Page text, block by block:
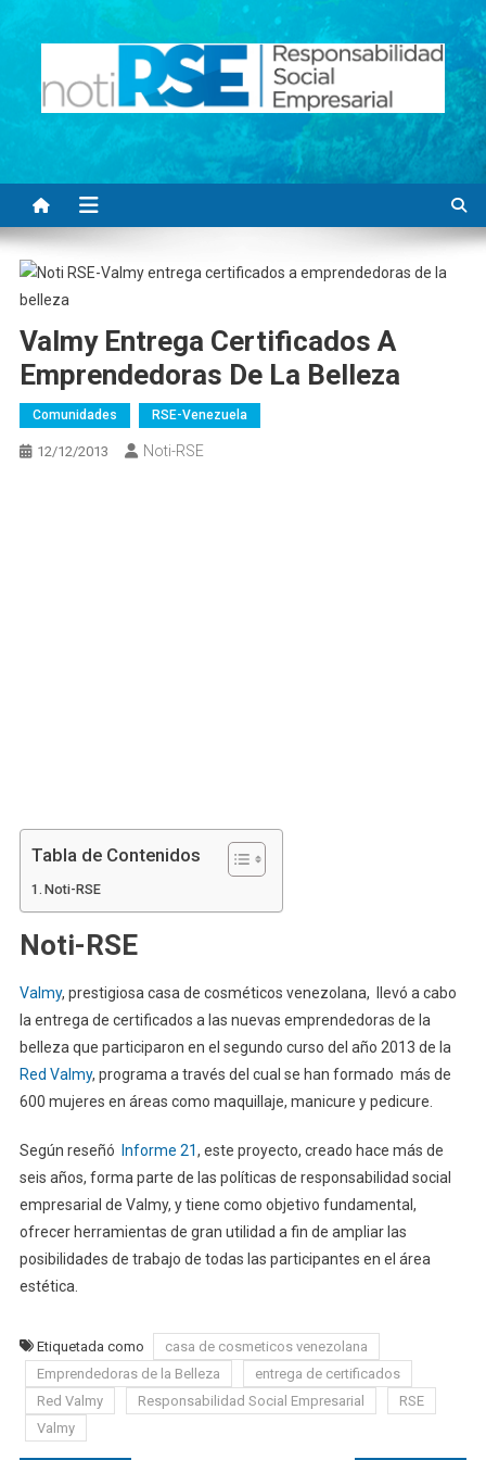
Noti RSE
Noticias con sentido responsable
Valmy Entrega Certificados A
Emprendedoras De La Belleza
Comunidades RSE-Venezuela
12/12/2013 Noti-RSE
Tabla de Contenidos
Noti-RSE
Noti-RSE
Valmy, prestigiosa casa de cosméticos venezolana, llevó a cabo
la entrega de certificados a las nuevas emprendedoras de la
belleza que participaron en el segundo curso del año 2013 de la
Red Valmy, programa a través del cual se han formado más de
600 mujeres en áreas como maquillaje, manicure y pedicure.
Según reseñó Informe 21, este proyecto, creado hace más de
seis años, forma parte de las políticas de responsabilidad social
empresarial de Valmy, y tiene como objetivo fundamental,
ofrecer herramientas de gran utilidad a fin de ampliar las
posibilidades de trabajo de todas las participantes en el área
estética.
Etiquetada como
casa de cosmeticos venezolana
Emprendedoras de la Belleza
entrega de certificados
Red Valmy
Responsabilidad Social Empresarial
RSE
Valmy